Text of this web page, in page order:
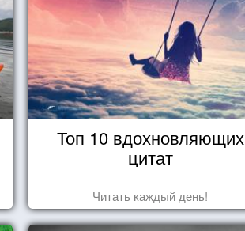
Топ 10 вдохновляющих
цитат
Читать каждый день!